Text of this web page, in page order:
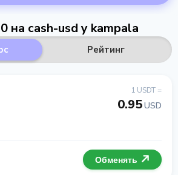
на cash-usd у kampala
Рейтинг
1 USDT =
0.95USD
Обменять